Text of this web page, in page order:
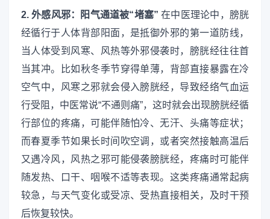
2. 外感风邪：阳气通道被“堵塞” 在中医理论中，膀胱
经循行于人体背部阳面，是抵御外邪的第一道防线，
当人体受到风寒、风热等外邪侵袭时，膀胱经往往首
当其冲。比如秋冬季节穿得单薄，背部直接暴露在冷
空气中，风寒之邪就会侵入膀胱经，导致经络气血运
行受阻，中医常说“不通则痛”，这时就会出现膀胱经循
行部位的疼痛，可能伴随怕冷、无汗、头痛等症状；
而春夏季节如果长时间吹空调，或者突然接触高温后
又遇冷风，风热之邪可能侵袭膀胱经，疼痛时可能伴
随发热、口干、咽喉不适等表现。这类疼痛通常起病
较急，与天气变化或受凉、受热直接相关，及时干预
后恢复较快。